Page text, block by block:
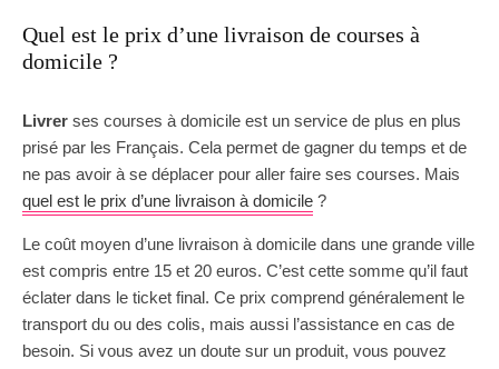
Quel est le prix d’une livraison de courses à
domicile ?
Livrer ses courses à domicile est un service de plus en plus
prisé par les Français. Cela permet de gagner du temps et de
ne pas avoir à se déplacer pour aller faire ses courses. Mais
quel est le prix d’une livraison à domicile ?
Le coût moyen d’une livraison à domicile dans une grande ville
est compris entre 15 et 20 euros. C’est cette somme qu’il faut
éclater dans le ticket final. Ce prix comprend généralement le
transport du ou des colis, mais aussi l’assistance en cas de
besoin. Si vous avez un doute sur un produit, vous pouvez